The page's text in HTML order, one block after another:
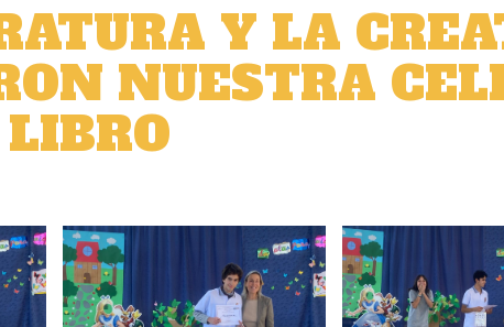
Y LA
NUESTRA